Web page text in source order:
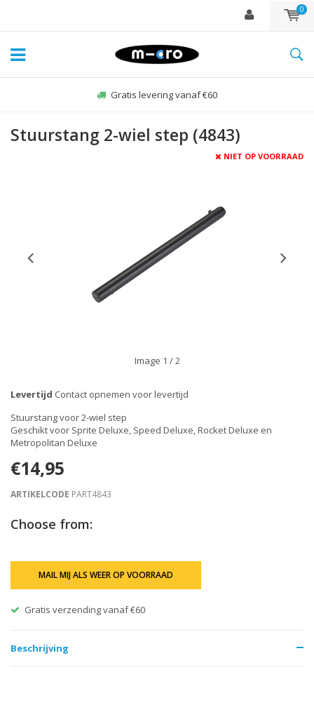
0
Gratis levering vanaf €60
Stuurstang 2-wiel step (4843)
NIET OP VOORRAAD
Image 1 / 2
Levertijd Contact opnemen voor levertijd
Stuurstang voor 2-wiel step
Geschikt voor Sprite Deluxe, Speed Deluxe, Rocket Deluxe en
Metropolitan Deluxe
€14,95
ARTIKELCODE PART4843
Choose from:
MAIL MIJ ALS WEER OP VOORRAAD
Gratis verzending vanaf €60
Beschrijving